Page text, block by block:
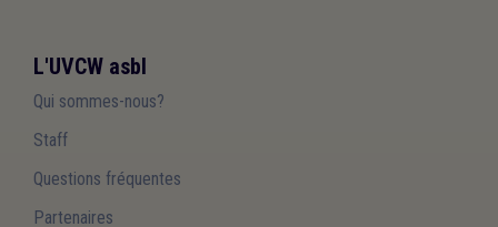
L'UVCW asbl
Qui sommes-nous?
Staff
Questions fréquentes
Partenaires